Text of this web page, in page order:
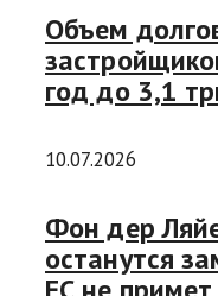
Объем
год до 3,1
10.07.2026
Фон дер
останутся